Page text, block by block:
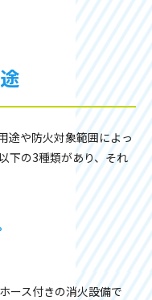
途や防火対象範囲によっ
下の3種類があり、それ
ース付きの消火設備で